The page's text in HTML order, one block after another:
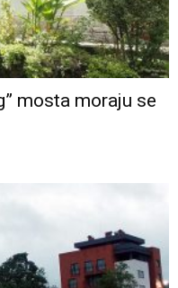
mosta moraju se